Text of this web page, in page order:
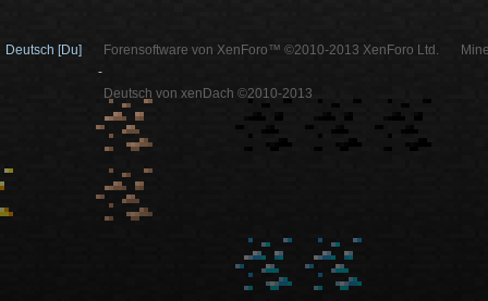
Deutsch [Du]
Forensoftware von XenForo™ ©2010-2013 XenForo Ltd.
-
Deutsch von xenDach ©2010-2013